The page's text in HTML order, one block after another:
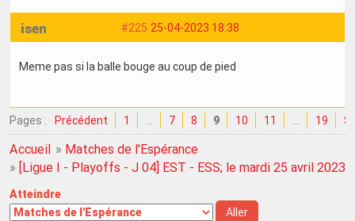
#225 25-04-2023 18:38
isen
Meme pas si la balle bouge au coup de pied
Pages : Précédent 1 … 7 8 9 10 11 … 19
Accueil » Matches de l'Espérance
»
[Ligue I - Playoffs - J 04] EST - ESS; le mardi 25 avril 2023
Atteindre